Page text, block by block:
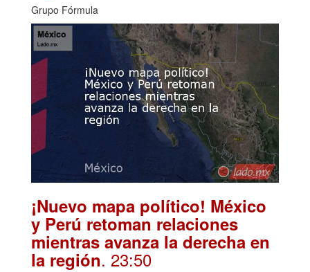
Grupo Fórmula
¡Nuevo mapa político! México
y Perú retoman relaciones
mientras avanza la derecha en
la región. 23:50